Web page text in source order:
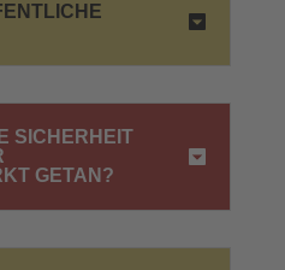
SICHERHEIT
GETAN?